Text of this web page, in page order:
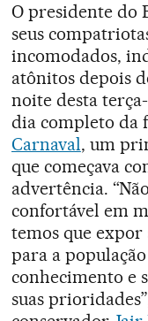
O presidente do
seus
incomodados,
atônitos depois
noite desta
dia completo da
Carnaval, um
que começava
advertência.
confortável em
temos que expor
para a
conhecimento e
suas